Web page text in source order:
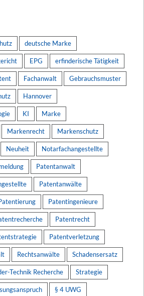
deutsche Marke
EPG erfinderische Tätigkeit
Fachanwalt Gebrauchsmuster
Hannover
KI Marke
Markenrecht Markenschutz
Neuheit Notarfachangestellte
Patentanwalt
Patentanwälte
Patentingenieure
Patentrecht
Patentverletzung
Rechtsanwälte Schadensersatz
Technik Recherche Strategie
§ 4 UWG